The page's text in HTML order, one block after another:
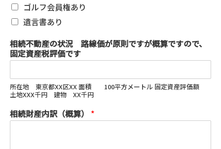
ゴルフ会員権あり
遺言書あり
相続不動産の状況 路線価が原則ですが概算ですので、
固定資産税評価です
所在地 東京都XX区XX 面積 100平方メートル 固定資産評価額
土地XXX千円 建物 XX千円
相続財産内訳（概算） *